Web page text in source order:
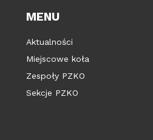
MENU
Aktualności
Miejscowe koła
Zespoły PZKO
Sekcje PZKO